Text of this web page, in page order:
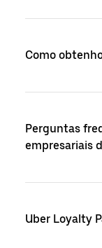
Como
Perguntas
empresariais
Uber Loyalty